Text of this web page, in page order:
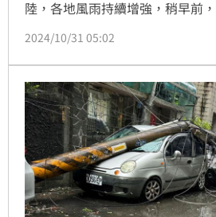
陸，各地風雨持續增強，稍早前
所，被瞬間強陣風襲擊倒塌路樹壓
轉乘公車，警方獲報已到場進行
公所人員到場協助排除中。記者
2024/10/31 05:02